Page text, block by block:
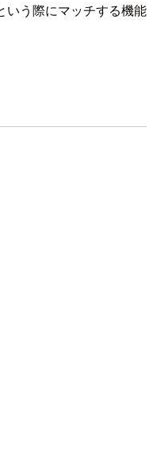
いう際にマッチする機能